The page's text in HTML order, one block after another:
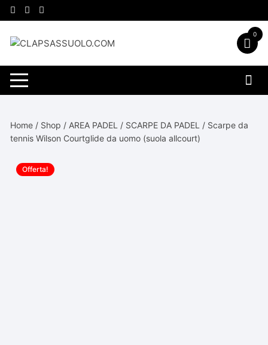
Vai
al
contenuto
0
Home / Shop / AREA PADEL / SCARPE DA PADEL / Scarpe da
tennis Wilson Courtglide da uomo (suola allcourt)
Offerta!